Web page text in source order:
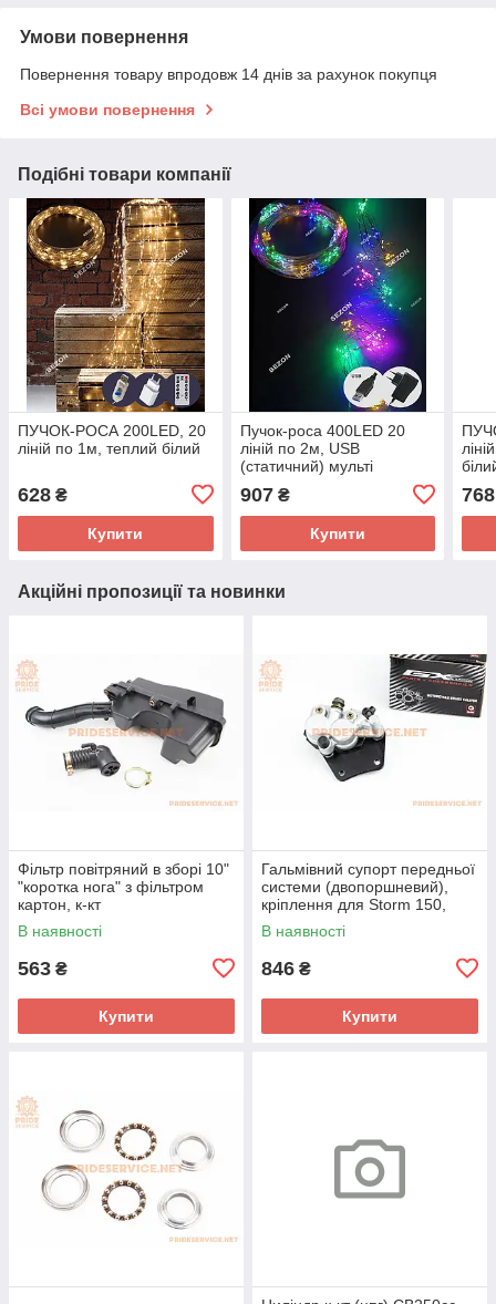
Умови повернення
Повернення товару впродовж 14 днів за рахунок покупця
Всі умови повернення
Подібні товари компанії
ПУЧОК-РОСА 200LED, 20
ліній по 1м, теплий білий
628 ₴
Купити
Пучок-роса 400LED 20
ліній по 2м, USB
(статичний) мульті
907₴
Купити
768
Акційні пропозиції та новинки
Фільтр повітряний в зборі 10"
"коротка нога" з фільтром
картон, к-кт
В наявності
563 ₴
Купити
Гальмівний супорт передньої
системи (двопоршневий),
кріплення для Storm 150,
(зовнішні направляючі болти)
тип 2
В наявності
846 ₴
Купити